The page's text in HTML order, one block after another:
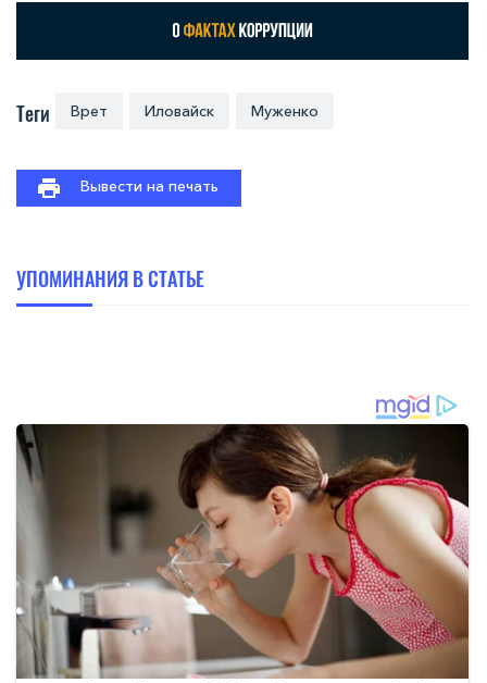
Теги Врет Иловайск Муженко
Вывести на печать
УПОМИНАНИЯ В СТАТЬЕ